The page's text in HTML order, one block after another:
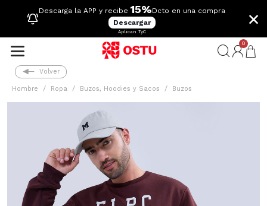
Descarga la APP y recibe 15%Dcto en una compra
Descargar
Aplican TyC
×
0
Volver
Hombre Ropa Buzos, Hoodies y Sacos Buzos